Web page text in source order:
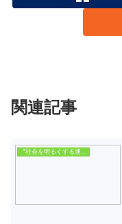
関連記事